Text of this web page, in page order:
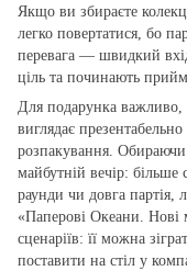
Якщо ви збираєте
легко повертатися, бо
перевага — швидкий
ціль та починають
Для подарунка
виглядає
розпакування. Обираючи
майбутній вечір: більше
раунди чи довга партія,
«Паперові Океани. Нові
сценаріїв: її можна
поставити на стіл у